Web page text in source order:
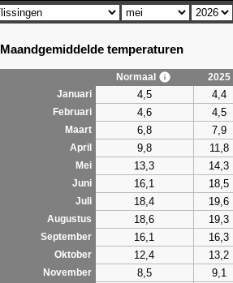
Maandgemiddelde temperaturen
Normaal 2025
Januari
4,5 4,4
Februari 4,6 4,5
Maart 6,8 7,9
April 9,8 11,8
Mei 13,3 14,3
Juni
16,1 18,5
Juli
18,4 19,6
Augustus
18,6 19,3
September
16,1 16,3
Oktober
12,4 13,2
November
8,5 9,1